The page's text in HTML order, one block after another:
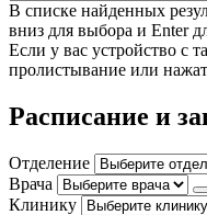
В списке найденных
вниз для выбора и Enter
Если у вас устройство с
пролистывание или
Расписание и
Отделение
Врача
Клинику